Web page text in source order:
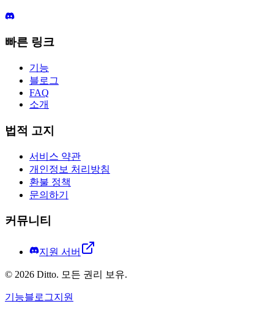
빠른 링크
기능
블로그
FAQ
소개
법적 고지
서비스 약관
개인정보 처리방침
환불 정책
문의하기
커뮤니티
지원 서버
© 2026 Ditto. 모든 권리 보유.
기능블로그지원